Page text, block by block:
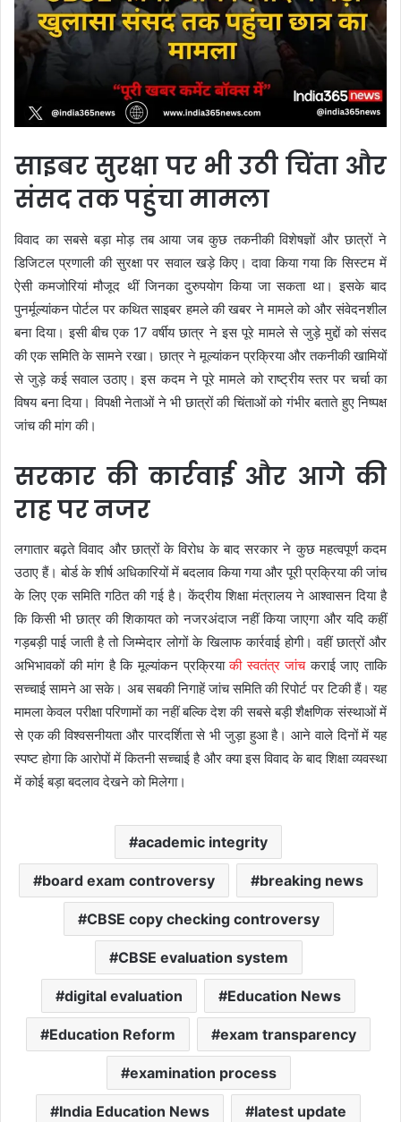
साइबर सुरक्षा पर भी उठी चिंता और
संसद तक पहुंचा मामला
विवाद का सबसे बड़ा मोड़ तब आया जब कुछ तकनीकी विशेषज्ञों और छात्रों ने
डिजिटल प्रणाली की सुरक्षा पर सवाल खड़े किए। दावा किया गया कि सिस्टम में
ऐसी कमजोरियां मौजूद थीं जिनका दुरुपयोग किया जा सकता था। इसके बाद
पुनर्मूल्यांकन पोर्टल पर कथित साइबर हमले की खबर ने मामले को और संवेदनशील
बना दिया। इसी बीच एक 17 वर्षीय छात्र ने इस पूरे मामले से जुड़े मुद्दों को संसद
की एक समिति के सामने रखा। छात्र ने मूल्यांकन प्रक्रिया और तकनीकी खामियों
से जुड़े कई सवाल उठाए। इस कदम ने पूरे मामले को राष्ट्रीय स्तर पर चर्चा का
विषय बना दिया। विपक्षी नेताओं ने भी छात्रों की चिंताओं को गंभीर बताते हुए निष्पक्ष
जांच की मांग की।
सरकार की कार्रवाई और आगे की
राह पर नजर
लगातार बढ़ते विवाद और छात्रों के विरोध के बाद सरकार ने कुछ महत्वपूर्ण कदम
उठाए हैं। बोर्ड के शीर्ष अधिकारियों में बदलाव किया गया और पूरी प्रक्रिया की जांच
के लिए एक समिति गठित की गई है। केंद्रीय शिक्षा मंत्रालय ने आश्वासन दिया है
कि किसी भी छात्र की शिकायत को नजरअंदाज नहीं किया जाएगा और यदि कहीं
गड़बड़ी पाई जाती है तो जिम्मेदार लोगों के खिलाफ कार्रवाई होगी। वहीं छात्रों और
अभिभावकों की मांग है कि मूल्यांकन प्रक्रियाकी स्वतंत्र जांचकराई जाए ताकि
सच्चाई सामने आ सके। अब सबकी निगाहें जांच समिति की रिपोर्ट पर टिकी हैं। यह
मामला केवल परीक्षा परिणामों का नहीं बल्कि देश की सबसे बड़ी शैक्षणिक संस्थाओं में
से एक की विश्वसनीयता और पारदर्शिता से भी जुड़ा हुआ है। आने वाले दिनों में यह
स्पष्ट होगा कि आरोपों में कितनी सच्चाई है और क्या इस विवाद के बाद शिक्षा व्यवस्था
में कोई बड़ा बदलाव देखने को मिलेगा।
academic integrity
board exam controversy breaking news
CBSE copy checking controversy
CBSE evaluation system
digital evaluation Education News
Education Reform exam transparency
examination process
India Education News latest update